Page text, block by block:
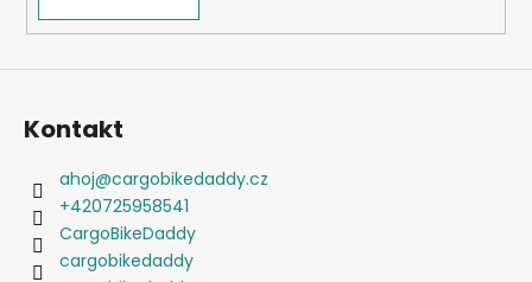
Kontakt
ahoj@cargobikedaddy.cz
+420725958541
CargoBikeDaddy
cargobikedaddy